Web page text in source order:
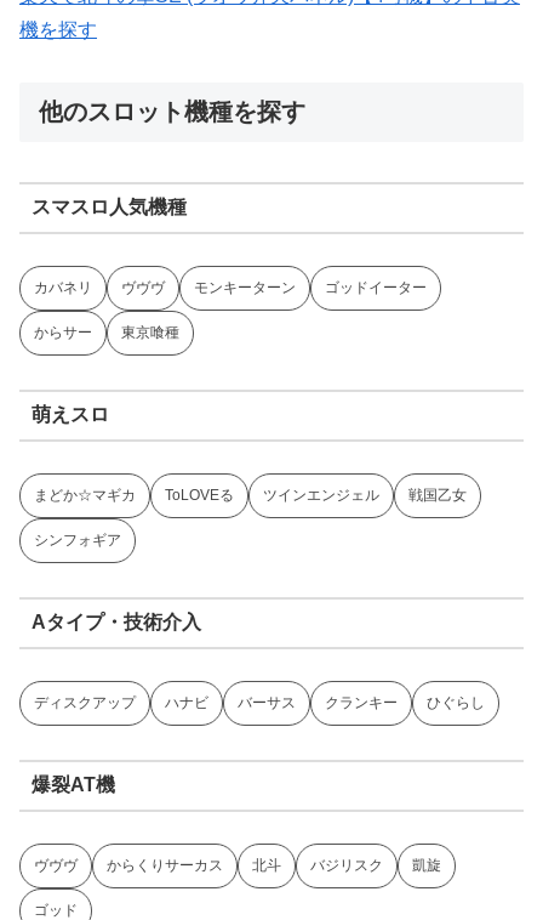
機を探す
他のスロット機種を探す
スマスロ人気機種
カバネリ ヴヴヴ モンキーターン ゴッドイーター
からサー 東京喰種
萌えスロ
まどか☆マギカ ToLOVEる ツインエンジェル 戦国乙女
シンフォギア
Aタイプ・技術介入
ディスクアップ ハナビ バーサス クランキー ひぐらし
爆裂AT機
ヴヴヴ からくりサーカス 北斗 バジリスク 凱旋
ゴッド